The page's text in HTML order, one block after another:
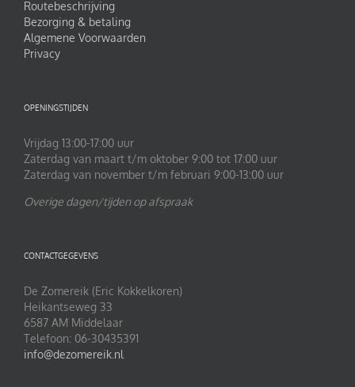
Routebeschrijving
Bezorging & betaling
Algemene Voorwaarden
Privacy
OPENINGSTIJDEN
Vrijdag 13:00-17:00 uur
Zaterdag van maart t/m oktober 9:00 tot 17:00 uur
Zaterdag van november t/m februari 9:00-13:00 uur
Overige dagen/tijden op afspraak
CONTACTGEGEVENS
De Zomereik (Eric Kokkelkoren)
Heikantseweg 33
6587 AM Middelaar
Telefoon: 06-30435391
info@dezomereik.nl